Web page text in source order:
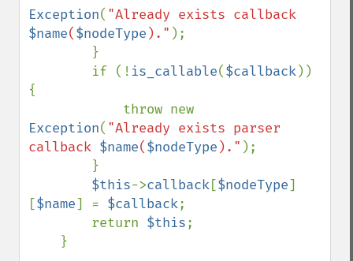
Exception(
$name($nodeType )." );
        if (!
is_callable($callback))
{
Exception( "Already exists parser
callback $name($nodeType )." );
$this->callback[$nodeType]
[$name] = $callback;
        return
$this;